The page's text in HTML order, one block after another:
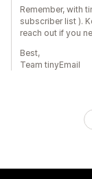
Remember, with
subscriber list ).
reach out if you
Best,
Team tinyEmail